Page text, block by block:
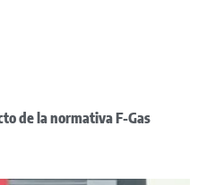
de la normativa F-Gas